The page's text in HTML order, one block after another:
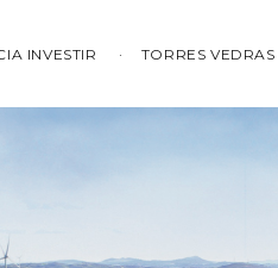
INVESTIR TORRES VEDRAS